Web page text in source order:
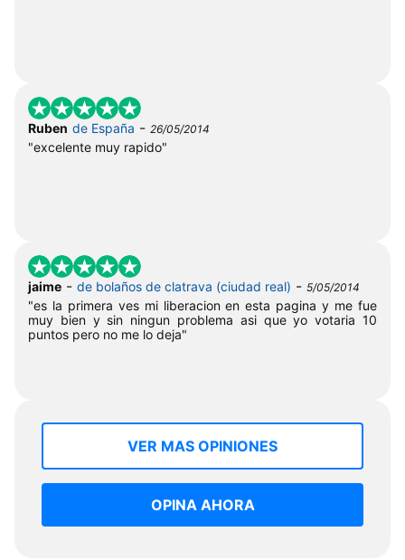
Ruben de España - 26/05/2014
"excelente muy rapido"
jaime - de bolaños de clatrava (ciudad real) - 5/05/2014
"es la primera ves mi liberacion en esta pagina y me fue
muy bien y sin ningun problema asi que yo votaria 10
puntos pero no me lo deja"
VER MAS OPINIONES
OPINA AHORA